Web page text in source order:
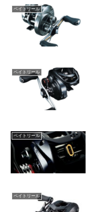
ベイトリール
ベイトリール
ベイトリール
ベイトリール